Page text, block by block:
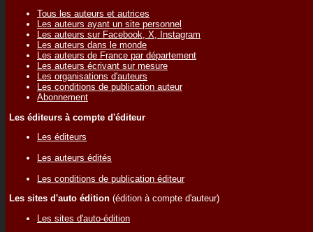
Tous les auteurs et autrices
Les auteurs ayant un site personnel
Les auteurs sur Facebook, X, Instagram
Les auteurs dans le monde
Les auteurs de France par département
Les auteurs écrivant sur mesure
Les organisations d'auteurs
Les conditions de publication auteur
Abonnement
Les éditeurs à compte d'éditeur
Les éditeurs
Les auteurs édités
Les conditions de publication éditeur
Les sites d'auto édition (édition à compte d'auteur)
Les sites d'auto-édition